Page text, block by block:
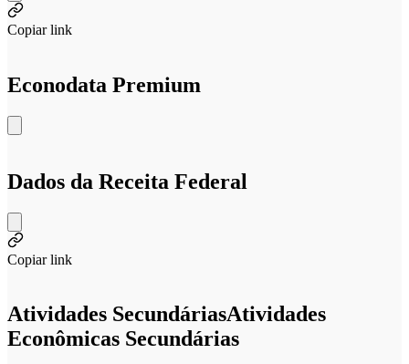
Copiar link
Econodata Premium
Dados da Receita Federal
Copiar link
Atividades SecundáriasAtividades
Econômicas Secundárias